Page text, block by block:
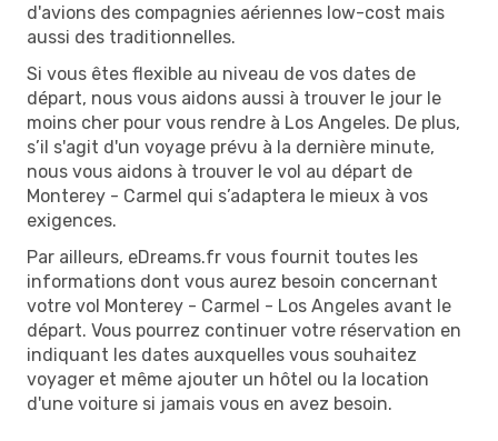
d'avions des compagnies aériennes low-cost mais
aussi des traditionnelles.
Si vous êtes flexible au niveau de vos dates de
départ, nous vous aidons aussi à trouver le jour le
moins cher pour vous rendre à Los Angeles. De plus,
s’il s'agit d'un voyage prévu à la dernière minute,
nous vous aidons à trouver le vol au départ de
Monterey - Carmel qui s’adaptera le mieux à vos
exigences.
Par ailleurs, eDreams.fr vous fournit toutes les
informations dont vous aurez besoin concernant
votre vol Monterey - Carmel - Los Angeles avant le
départ. Vous pourrez continuer votre réservation en
indiquant les dates auxquelles vous souhaitez
voyager et même ajouter un hôtel ou la location
d'une voiture si jamais vous en avez besoin.